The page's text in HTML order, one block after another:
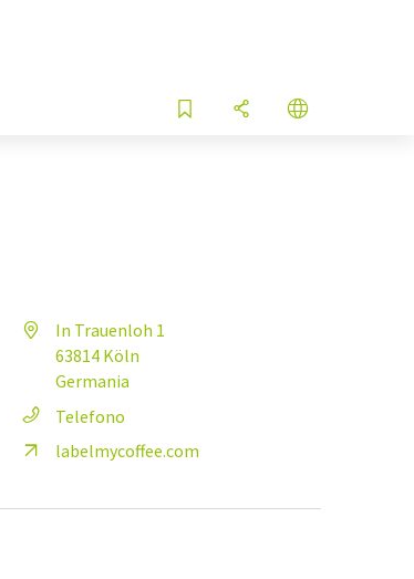
In Trauenloh 1
63814 Köln
Germania
Telefono
labelmycoffee.com